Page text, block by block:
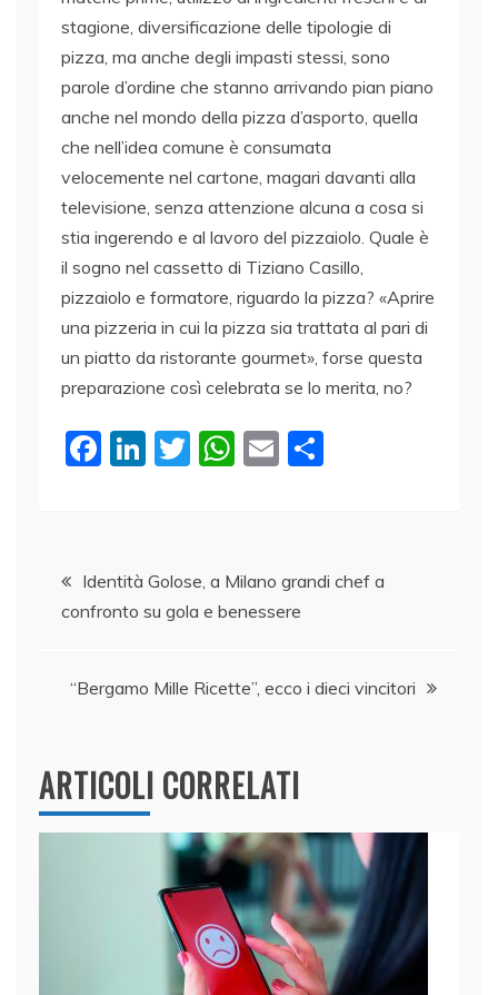
stagione, diversificazione delle tipologie di
pizza, ma anche degli impasti stessi, sono
parole d’ordine che stanno arrivando pian piano
anche nel mondo della pizza d’asporto, quella
che nell’idea comune è consumata
velocemente nel cartone, magari davanti alla
televisione, senza attenzione alcuna a cosa si
stia ingerendo e al lavoro del pizzaiolo. Quale è
il sogno nel cassetto di Tiziano Casillo,
pizzaiolo e formatore, riguardo la pizza? «Aprire
una pizzeria in cui la pizza sia trattata al pari di
un piatto da ristorante gourmet», forse questa
preparazione così celebrata se lo merita, no?
F
b
o
k
Li
dI
n
T
W
A
p
E
vi
Navigazione
articoli
Identità Golose, a Milano grandi chef a
confronto su gola e benessere
“Bergamo Mille Ricette”, ecco i dieci vincitori
ARTICOLI CORRELATI